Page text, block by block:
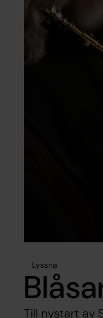
Lyssna
Till nystart av